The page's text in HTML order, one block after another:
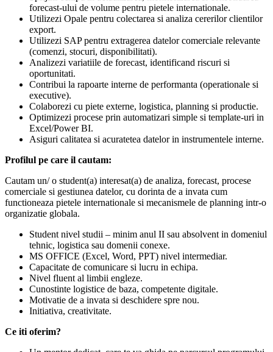
forecast-ului de volume pentru pietele internationale.
Utilizezi Opale pentru colectarea si analiza cererilor clientilor
export.
Utilizezi SAP pentru extragerea datelor comerciale relevante
(comenzi, stocuri, disponibilitati).
Analizezi variatiile de forecast, identificand riscuri si
oportunitati.
Contribui la rapoarte interne de performanta (operationale si
executive).
Colaborezi cu piete externe, logistica, planning si productie.
Optimizezi procese prin automatizari simple si template-uri in
Excel/Power BI.
Asiguri calitatea si acuratetea datelor in instrumentele interne.
Profilul pe care il cautam:
Cautam un/ o student(a) interesat(a) de analiza, forecast, procese
comerciale si gestiunea datelor, cu dorinta de a invata cum
functioneaza pietele internationale si mecanismele de planning intr-o
organizatie globala.
Student nivel studii – minim anul II sau absolvent in domeniul
tehnic, logistica sau domenii conexe.
MS OFFICE (Excel, Word, PPT) nivel intermediar.
Capacitate de comunicare si lucru in echipa.
Nivel fluent al limbii engleze.
Cunostinte logistice de baza, competente digitale.
Motivatie de a invata si deschidere spre nou.
Initiativa, creativitate.
Ce iti oferim?